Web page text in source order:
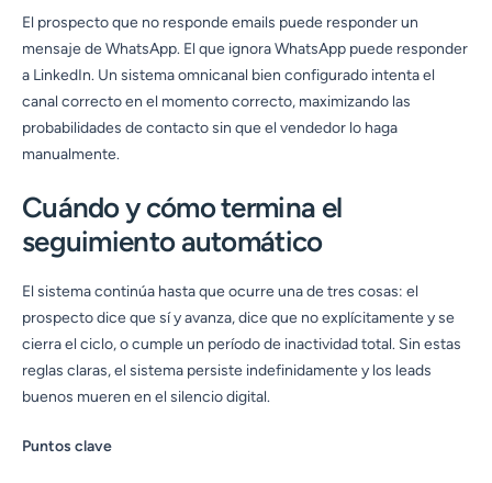
El prospecto que no responde emails puede responder un
mensaje de WhatsApp. El que ignora WhatsApp puede responder
a LinkedIn. Un sistema omnicanal bien configurado intenta el
canal correcto en el momento correcto, maximizando las
probabilidades de contacto sin que el vendedor lo haga
manualmente.
Cuándo y cómo termina el
seguimiento automático
El sistema continúa hasta que ocurre una de tres cosas: el
prospecto dice que sí y avanza, dice que no explícitamente y se
cierra el ciclo, o cumple un período de inactividad total. Sin estas
reglas claras, el sistema persiste indefinidamente y los leads
buenos mueren en el silencio digital.
Puntos clave